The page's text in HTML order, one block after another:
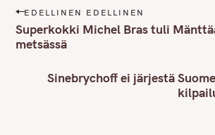
P
o
s
EDELLINEN EDELLINEN
Superkokki Michel Bras tuli
metsässä
Sinebrychoff ei järjestä